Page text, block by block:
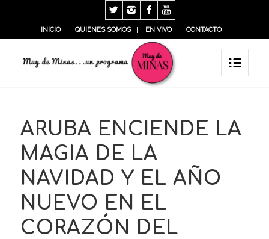
INICIO QUIENES SOMOS EN VIVO CONTACTO
ARUBA ENCIENDE LA
MAGIA DE LA
NAVIDAD Y EL AÑO
NUEVO EN EL
CORAZÓN DEL